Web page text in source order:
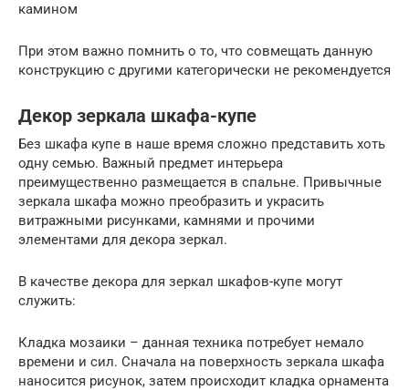
камином
При этом важно помнить о то, что совмещать данную
конструкцию с другими категорически не рекомендуется
Декор зеркала шкафа-купе
Без шкафа купе в наше время сложно представить хоть
одну семью. Важный предмет интерьера
преимущественно размещается в спальне. Привычные
зеркала шкафа можно преобразить и украсить
витражными рисунками, камнями и прочими
элементами для декора зеркал.
В качестве декора для зеркал шкафов-купе могут
служить:
Кладка мозаики – данная техника потребует немало
времени и сил. Сначала на поверхность зеркала шкафа
наносится рисунок, затем происходит кладка орнамента